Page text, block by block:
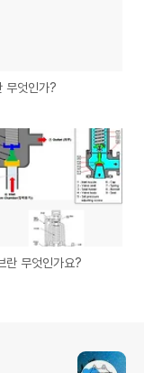
무엇인가?
란 무엇인가요?